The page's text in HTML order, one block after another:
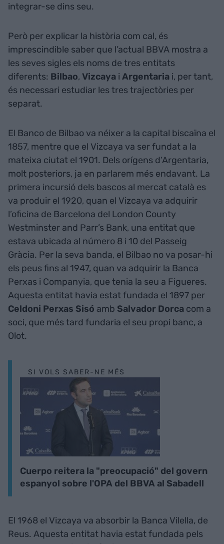
integrar-se dins seu.
Però per explicar la història com cal, és
imprescindible saber que l’actual BBVA mostra a
les seves sigles els noms de tres entitats
diferents: Bilbao, Vizcaya i Argentaria i, per tant,
és necessari estudiar les tres trajectòries per
separat.
El Banco de Bilbao va néixer a la capital biscaïna el
1857, mentre que el Vizcaya va ser fundat a la
mateixa ciutat el 1901. Dels orígens d’Argentaria,
molt posteriors, ja en parlarem més endavant. La
primera incursió dels bascos al mercat català es
va produir el 1920, quan el Vizcaya va adquirir
l’oficina de Barcelona del London County
Westminster and Parr’s Bank, una entitat que
estava ubicada al número 8 i 10 del Passeig
Gràcia. Per la seva banda, el Bilbao no va posar-hi
els peus fins al 1947, quan va adquirir la Banca
Perxas i Companyia, que tenia la seu a Figueres.
Aquesta entitat havia estat fundada el 1897 per
Celdoni Perxas Sisó amb Salvador Dorca com a
soci, que més tard fundaria el seu propi banc, a
Olot.
SI VOLS SABER-NE MÉS
Cuerpo reitera la "preocupació" del govern
espanyol sobre l'OPA del BBVA al Sabadell
El 1968 el Vizcaya va absorbir la Banca Vilella, de
Reus. Aquesta entitat havia estat fundada pels